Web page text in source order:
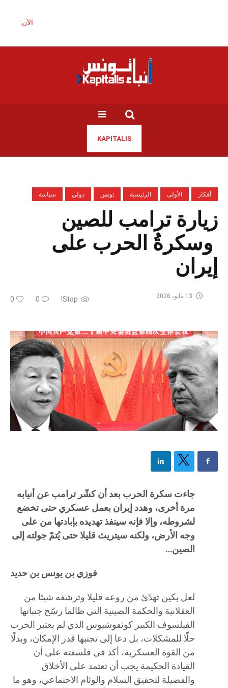
الآن:
KAPITALIS
أفكار الأولى الرئيسية تونس دولي سياسة
زيارة ترامب للصين
وسكرةُ الحرب على
إيران
Stop!
0
0 13 مايو، 2026
جاءت سكرة الحرب بعد أن كشّر ترامب عن أنيابه
مرة أخرى، وهدد إيران بعمل عسكري حتى تخضع
لشروطه، وإلا فإنه سينفذ تهديده بإبادتها من على
وجه الأرض، ولكنه سيتريث قليلا حتى يُتمّ جولته إلى
الصين…
فوزي بن يونس بن حديد
لعل بكين تهدّئ من روعه قليلا وترشفه شيئا من
العقلانية والحكمة الصينية التي طالما رسّخ جنباتها
الفيلسوف الكبير كونفوشيوس الذي لم يعتبر الحرب
حلّا للمشكلات، بل دعا إلى تجنبها قدر الإمكان، وبدلًا
من القوة العسكرية، أكد في فلسفته على أن
القيادة الحكيمة يجب أن تعتمد على الأخلاق
والفضيلة لتحقيق السلام والوئام الاجتماعي، وهو ما